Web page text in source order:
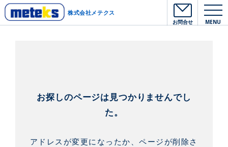
株式会社メテクス
お問合せ MENU
お探しのページは見つかりませんでし
た。
アドレスが変更になったか、ページが削除さ